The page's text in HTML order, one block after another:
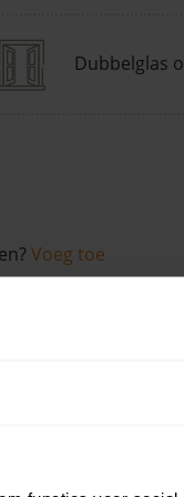
Dubbelglas
Voeg toe